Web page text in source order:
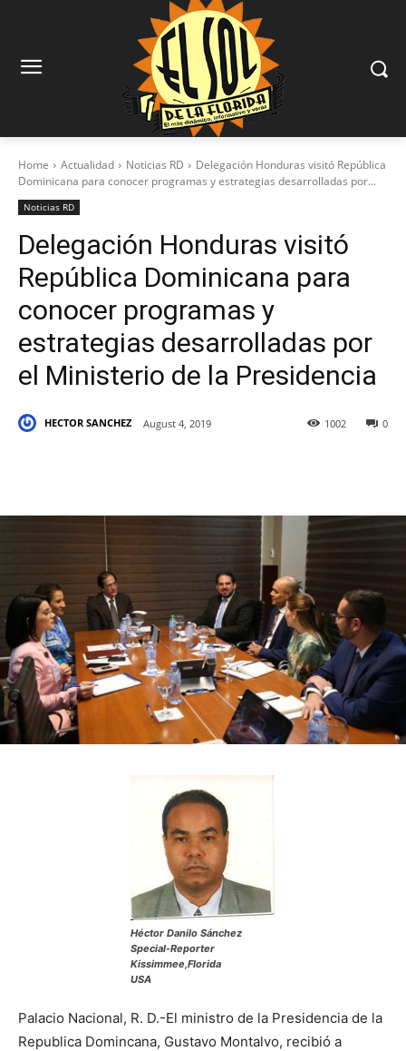
Home Actualidad Noticias RD
Delegación Honduras visitó República
Dominicana para conocer programas y estrategias desarrolladas por...
Noticias RD
Delegación Honduras visitó
República Dominicana para
conocer programas y
estrategias desarrolladas por
el Ministerio de la Presidencia
HECTOR SANCHEZ August 4, 2019 0
1002
Héctor Danilo Sánchez
Special-Reporter
Kissimmee,Florida
USA
Palacio Nacional, R. D.-El ministro de la Presidencia de la
Republica Domincana, Gustavo Montalvo, recibió a